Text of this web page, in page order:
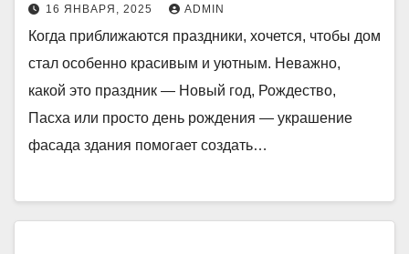
16 ЯНВАРЯ, 2025 ADMIN
Когда приближаются праздники, хочется, чтобы дом
стал особенно красивым и уютным. Неважно,
какой это праздник — Новый год, Рождество,
Пасха или просто день рождения — украшение
фасада здания помогает создать…